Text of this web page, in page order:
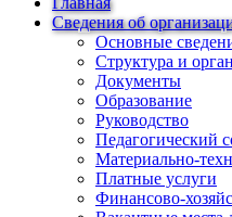
Сведения об
Основные
Структура и
Документы
Образование
Руководство
Педагогический
Материально-
Платные услуги
Финансово-